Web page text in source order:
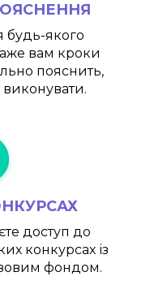
будь-якого
вам кроки
пояснить,
виконувати.
доступ до
конкурсах із
фондом.